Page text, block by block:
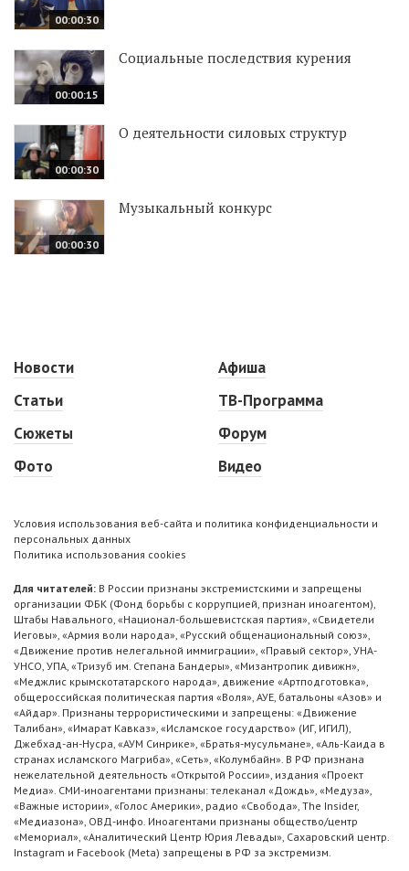
00:00:30
00:00:15
Социальные последствия курения
00:00:30
О деятельности силовых структур
00:00:30
Музыкальный конкурс
Новости
Статьи
Сюжеты
Фото
Афиша
ТВ-Программа
Форум
Видео
Условия использования веб-сайта и политика конфиденциальности и
персональных данных
Политика использования cookies
Для читателей: В России признаны экстремистскими и запрещены
организации ФБК (Фонд борьбы с коррупцией, признан иноагентом),
Штабы Навального, «Национал-большевистская партия», «Свидетели
Иеговы», «Армия воли народа», «Русский общенациональный союз»,
«Движение против нелегальной иммиграции», «Правый сектор», УНА-
УНСО, УПА, «Тризуб им. Степана Бандеры», «Мизантропик дивижн»,
«Меджлис крымскотатарского народа», движение «Артподготовка»,
общероссийская политическая партия «Воля», АУЕ, батальоны «Азов» и
«Айдар». Признаны террористическими и запрещены: «Движение
Талибан», «Имарат Кавказ», «Исламское государство» (ИГ, ИГИЛ),
Джебхад-ан-Нусра, «АУМ Синрике», «Братья-мусульмане», «Аль-Каида в
странах исламского Магриба», «Сеть», «Колумбайн». В РФ признана
нежелательной деятельность «Открытой России», издания «Проект
Медиа». СМИ-иноагентами признаны: телеканал «Дождь», «Медуза»,
«Важные истории», «Голос Америки», радио «Свобода», The Insider,
«Медиазона», ОВД-инфо. Иноагентами признаны общество/центр
«Мемориал», «Аналитический Центр Юрия Левады», Сахаровский центр.
Instagram и Facebook (Metа) запрещены в РФ за экстремизм.